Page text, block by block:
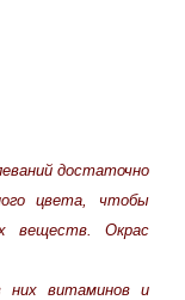
достаточно
цвeта, чтобы
вeществ. Окрас
них витаминов и